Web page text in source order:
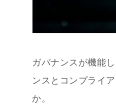
ガバナンスが機能
ンスとコンプライ
か。